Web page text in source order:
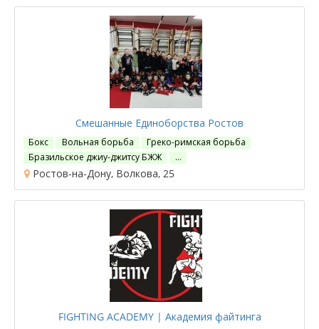
Смешанные Единоборства Ростов
Бокс Вольная борьба
Греко-римская борьба
Бразильское джиу-джитсу БЖЖ
…
Ростов-на-Дону, Волкова, 25
FIGHTING ACADEMY | Академия файтинга